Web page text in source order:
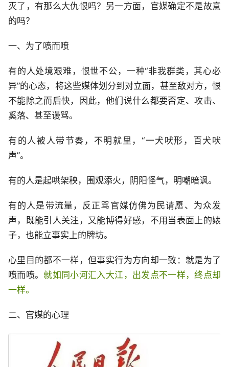
灭了，有那么大仇恨吗？另一方面，官媒确定不是故意
的吗？
一、为了喷而喷
有的人处境艰难，恨世不公，一种“非我群类，其心必
异”的心态，将这些媒体划分到对立面，甚至敌对方，恨
不能除之而后快，因此，他们说什么都要否定、攻击、
奚落、甚至谩骂。
有的人被人带节奏，不明就里，“一犬吠形，百犬吠
声”。
有的人是起哄架秧，围观添火，阴阳怪气，明嘲暗讽。
有的人是带流量，反正骂官媒仿佛为民请愿、为众发
声，既能引人关注，又能博得好感，不用当表面上的婊
子，也能立事实上的牌坊。
心里目的都不一样，但事实行为方向却一致：就是为了
喷而喷。 就如同小河汇入大江，出发点不一样，终点却
一样。
二、官媒的心理